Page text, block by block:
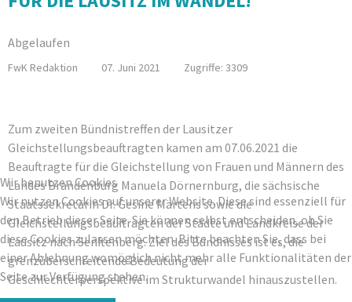
Abgelaufen
FwK Redaktion 07. Juni 2021 Zugriffe: 3309
Zum zweiten Bündnistreffen der Lausitzer
Gleichstellungsbeauftragten kamen am 07.06.2021 die
Beauftragte für die Gleichstellung von Frauen und Männern des
Landes Brandenburg Manuela Dörnernburg, die sächsische
Staatssekretärin Dr. Gesine Märtens sowie die
Gleichstellungsbeauftragten der Städte und Landkreise der
Lausitz nach Senftenberg. Ziel des Bündnisses ist es, die
grenzüberschreitende Bedeutung der
Geschlechterperspektive im Strukturwandel hinauszustellen.
Wir benutzen Cookies
Wir nutzen Cookies auf unserer Website. Diese sind essenziell für
den Betrieb dieser Seite. Sie können selbst entscheiden, ob Sie
diese Cookies zulassen möchten. Bitte beachten Sie, dass bei
einer Ablehnung womöglich nicht mehr alle Funktionalitäten der
Seite zur Verfügung stehen.